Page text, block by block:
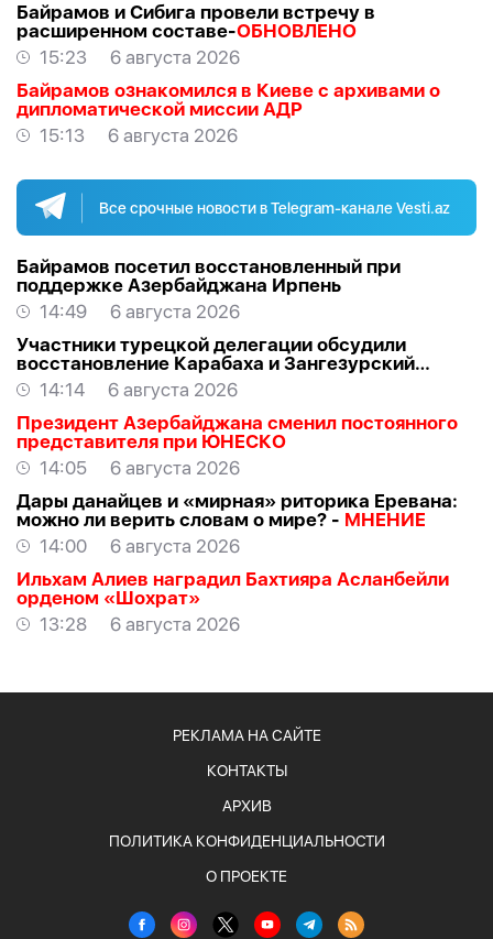
Байрамов и Сибига провели встречу в
расширенном составе-ОБНОВЛЕНО
15:23
6 августа 2026
Байрамов ознакомился в Киеве с архивами о
дипломатической миссии АДР
15:13
6 августа 2026
Все срочные новости в Telegram-канале Vesti.az
Байрамов посетил восстановленный при
поддержке Азербайджана Ирпень
14:49
6 августа 2026
Участники турецкой делегации обсудили
восстановление Карабаха и Зангезурский
коридор
14:14
6 августа 2026
Президент Азербайджана сменил постоянного
представителя при ЮНЕСКО
14:05
6 августа 2026
Дары данайцев и «мирная» риторика Еревана:
можно ли верить словам о мире? - МНЕНИЕ
14:00
6 августа 2026
Ильхам Алиев наградил Бахтияра Асланбейли
орденом «Шохрат»
13:28
6 августа 2026
РЕКЛАМА НА САЙТЕ
КОНТАКТЫ
АРХИВ
ПОЛИТИКА КОНФИДЕНЦИАЛЬНОСТИ
О ПРОЕКТЕ